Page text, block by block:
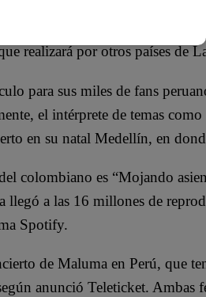
reggaetón, Maluma
realizará por otros países de
para sus miles de fans
el intérprete de temas
en su natal Medellín, en
colombiano es “Mojando
llegó a las 16 millones de
Spotify.
de Maluma en Perú, que
anunció Teleticket. Ambas